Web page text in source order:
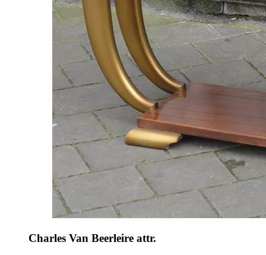
Charles Van Beerleire attr.